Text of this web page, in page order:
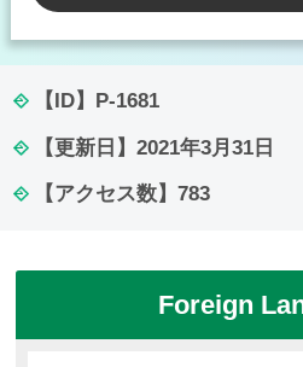
【ID】 P-1681
【更新日】 2021年3月31日
【アクセス数】 783
Foreign